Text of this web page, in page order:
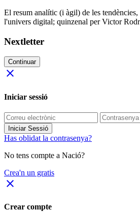
El resum analític (i àgil) de les
l'univers digital; quinzenal per Victor
Nextletter
Continuar
close
Iniciar sessió
Iniciar Sessió
Has oblidat la contrasenya?
No tens compte a Nació?
Crea'n un gratis
close
Crear compte